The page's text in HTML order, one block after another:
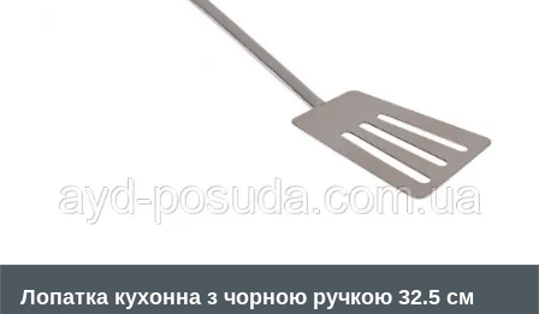
Лопатка кухонна з чорною ручкою 32.5 см